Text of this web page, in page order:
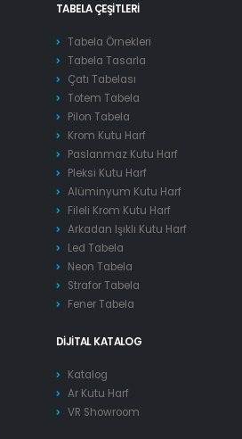
TABELA ÇEŞITLERI
Tabela Örnekleri
Tabela Tasarla
Çatı Tabelası
Totem Tabela
Pilon Tabela
Krom Kutu Harf
Paslanmaz Kutu Harf
Pleksi Kutu Harf
Alüminyum Kutu Harf
Fileli Krom Kutu Harf
Arkadan Işıklı Kutu Harf
Led Tabela
Neon Tabela
Strafor Tabela
Fener Tabela
DIJITAL KATALOG
Katalog
Ar Kutu Harf
VR Showroom